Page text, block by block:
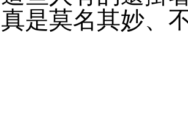
真是莫名其妙、